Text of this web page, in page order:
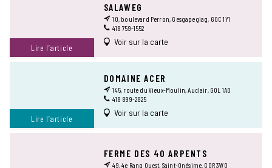
Lire l’article
SALAWEG
10, boulevard Perron, Gesgapegiag, G0C 1Y1
418 759-1552
Voir sur la carte
Lire l’article
DOMAINE ACER
145, route du Vieux-Moulin, Auclair, G0L 1A0
418 899-2825
Voir sur la carte
FERME DES 40 ARPENTS
49, 4e Rang Ouest, Saint-Onésime, G0R 3W0